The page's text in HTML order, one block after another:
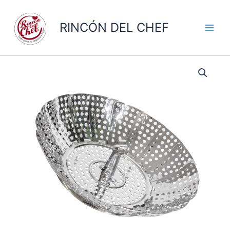
contenido
RINCÓN DEL CHEF